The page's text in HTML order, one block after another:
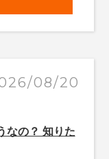
08/20
なの？ 知りた